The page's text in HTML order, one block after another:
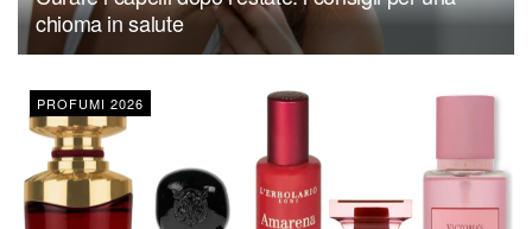
chioma in salute
PROFUMI 2026